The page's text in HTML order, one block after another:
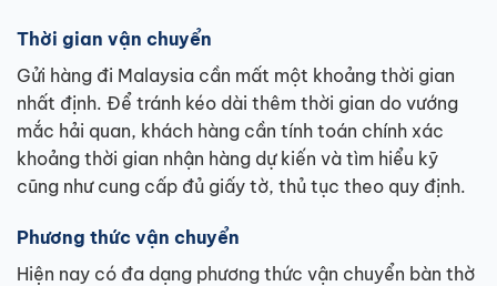
Thời gian vận chuyển
Gửi hàng đi Malaysia cần mất một khoảng thời gian
nhất định. Để tránh kéo dài thêm thời gian do vướng
mắc hải quan, khách hàng cần tính toán chính xác
khoảng thời gian nhận hàng dự kiến và tìm hiểu kỹ
cũng như cung cấp đủ giấy tờ, thủ tục theo quy định.
Phương thức vận chuyển
Hiện nay có đa dạng phương thức vận chuyển bàn thờ